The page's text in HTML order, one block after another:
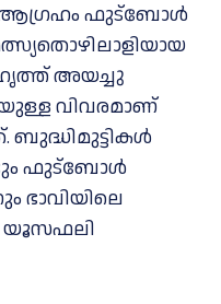
ആഗ്രഹം ഫുട്ബോൾ
അയച്ചു
വിവരമാണ്
ബുദ്ധിമുട്ടികൾ
ഫുട്‍ബോൾ
ഭാവിയിലെ
യൂസഫലി